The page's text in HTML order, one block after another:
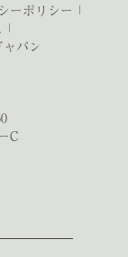
ーポリシー
パン
C